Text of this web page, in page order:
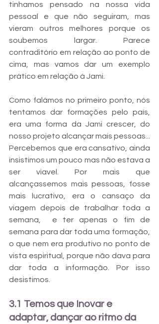
tinhamos pensado na nossa vida
pessoal e que não seguiram, mas
vieram outros melhores porque os
soubemos largar. Parece
contraditório em relação ao ponto de
cima, mas vamos dar um exemplo
prático em relação á Jami.
Como falámos no primeiro ponto, nós
tentamos dar formações pelo país,
era uma forma da Jami crescer, do
nosso projeto alcançar mais pessoas...
Percebemos que era cansativo, ainda
insistimos um pouco mas não estava a
ser viavel. Por mais que
alcançassemos mais pessoas, fosse
mais lucrativo, era o cansaço da
viagem depois de trabalhar toda a
semana,  e ter apenas o fim de
semana para dar toda uma formação,
o que nem era produtivo no ponto de
vista espiritual, porque não dava para
dar toda a informação. Por isso
desistimos.
3.1 Temos que Inovar e
adaptar, dançar ao ritmo da